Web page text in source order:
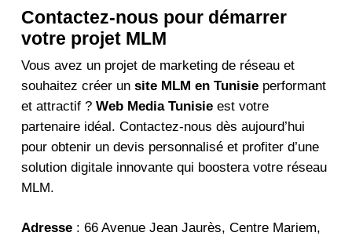
Contactez-nous pour démarrer
votre projet MLM
Vous avez un projet de marketing de réseau et
souhaitez créer un site MLM en Tunisieperformant
et attractif ? Web Media Tunisieest votre
partenaire idéal. Contactez-nous dès aujourd’hui
pour obtenir un devis personnalisé et profiter d’une
solution digitale innovante qui boostera votre réseau
MLM.
Adresse: 66 Avenue Jean Jaurès, Centre Mariem,